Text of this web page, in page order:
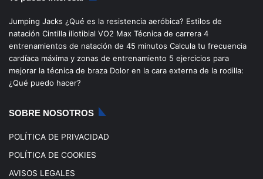
b
o
u
b
a
g
o
k
Jumping Jacks ¿Qué es la resistencia aeróbica? Estilos de
natación Cintilla iliotibial VO2 Max Técnica de carrera 4
entrenamientos de natación de 45 minutos Calcula tu frecuencia
cardíaca máxima y zonas de entrenamiento 5 ejercicios para
mejorar la técnica de braza Dolor en la cara externa de la rodilla:
¿Qué puedo hacer?
SOBRE NOSOTROS
POLÍTICA DE PRIVACIDAD
POLÍTICA DE COOKIES
AVISOS LEGALES